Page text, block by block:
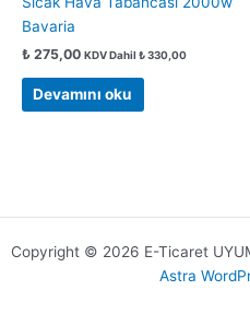
Bavaria
₺ 275,00 KDV Dahil ₺330,00
Devamını oku
Copyright © 2026 E-Ticaret
Astra